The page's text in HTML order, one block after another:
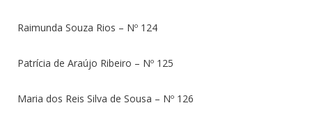
Raimunda Souza Rios – Nº 124
Patrícia de Araújo Ribeiro – Nº 125
Maria dos Reis Silva de Sousa – Nº 126